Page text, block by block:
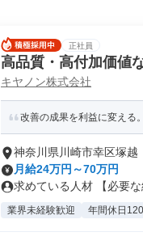
正社員
高品質・高付加価値
キヤノン株式会社
改善の成果を利益に変える
神奈川県川崎市幸区塚越
月給24万円～70万円
求めている人材 【必要
業界未経験歓迎 年間休日